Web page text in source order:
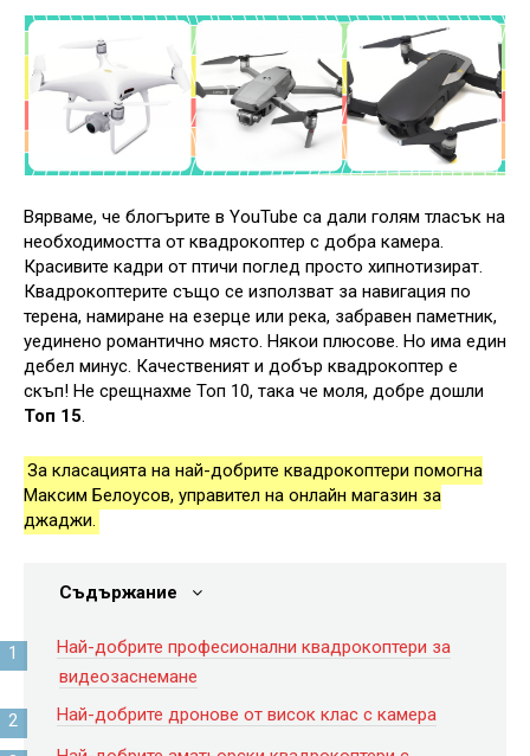
Вярваме, че блогърите в YouTube са дали голям тласък на
необходимостта от квадрокоптер с добра камера.
Красивите кадри от птичи поглед просто хипнотизират.
Квадрокоптерите също се използват за навигация по
терена, намиране на езерце или река, забравен паметник,
уединено романтично място. Някои плюсове. Но има един
дебел минус. Качественият и добър квадрокоптер е
скъп! Не срещнахме Топ 10, така че моля, добре дошли
Топ 15.
За класацията на най-добрите квадрокоптери помогна
Максим Белоусов, управител на онлайн магазин за
джаджи.
Съдържание
Най-добрите професионални квадрокоптери за
видеозаснемане
Най-добрите дронове от висок клас с камера